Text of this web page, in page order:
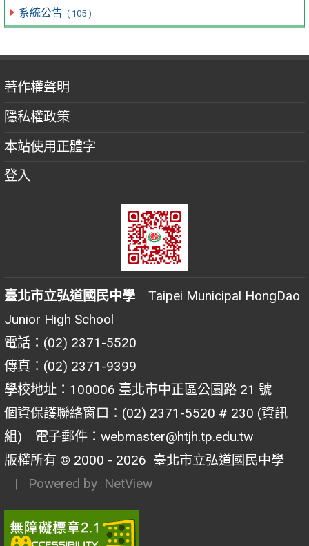
系統公告 ( 105 )
著作權聲明
隱私權政策
本站使用正體字
登入
臺北市立弘道國民中學 Taipei Municipal HongDao
Junior High School
電話：(02) 2371-5520
傳真：(02) 2371-9399
學校地址：100006 臺北市中正區公園路 21 號
個資保護聯絡窗口：(02) 2371-5520 # 230 (資訊
組) 電子郵件：webmaster@htjh.tp.edu.tw
版權所有 © 2000 - 2026 臺北市立弘道國民中學
| Powered by NetView